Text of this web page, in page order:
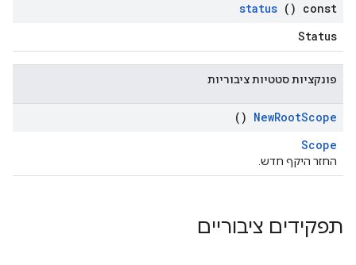
status () const
Status
פונקציות סטטיות ציבוריות
NewRootScope
()
Scope
החזר היקף חדש.
תפקידים ציבוריים